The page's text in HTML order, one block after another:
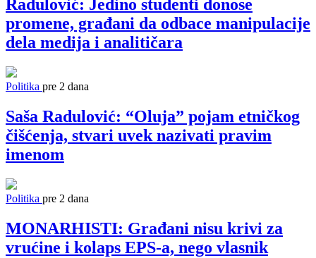
Radulović: Jedino studenti donose
promene, građani da odbace manipulacije
dela medija i analitičara
Politika pre 2 dana
Saša Radulović: “Oluja” pojam etničkog
čišćenja, stvari uvek nazivati pravim
imenom
Politika pre 2 dana
MONARHISTI: Građani nisu krivi za
vrućine i kolaps EPS-a, nego vlasnik